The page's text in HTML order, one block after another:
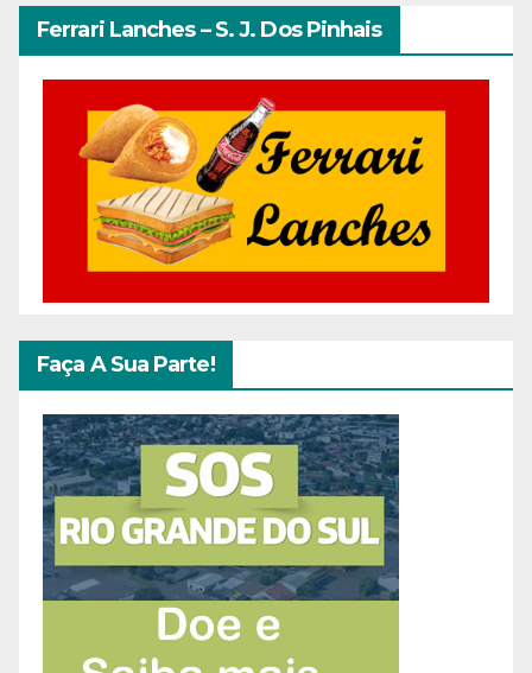
Ferrari Lanches – S. J. Dos Pinhais
Faça A Sua Parte!